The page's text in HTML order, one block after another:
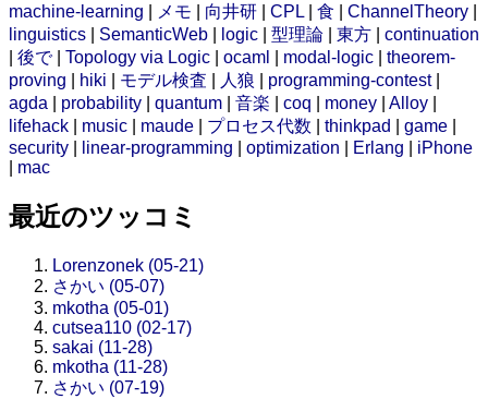
machine-learning
メモ 向井研 CPL 食 ChannelTheory
linguistics
SemanticWeb logic 型理論 東方
continuation
後で| Topology via Logic ocaml modal-logic
theorem-
proving
hiki モデル検査 人狼 programming-contest|
agda
probability quantum 音楽 coq money Alloy
lifehack
music maude プロセス代数 thinkpad game
security
linear-programming optimization Erlang
iPhone
mac
最近のツッコミ
Lorenzonek (05-21)
さかい (05-07)
mkotha (05-01)
cutsea110 (02-17)
sakai (11-28)
mkotha (11-28)
さかい (07-19)